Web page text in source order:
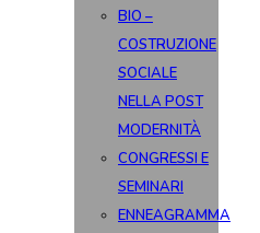
BIO –
COSTRUZIONE
SOCIALE
NELLA POST
MODERNITÀ
CONGRESSI E
SEMINARI
ENNEAGRAMMA